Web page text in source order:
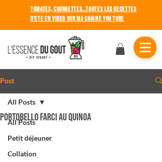
TOMATES, COURGETTES...TOUTES LES RECETTES
D'ete en video sur ma chaine you tube
Post
All Posts
Petit déjeuner
Collation
All Posts
PORTOBELLO FARCI AU QUINOA